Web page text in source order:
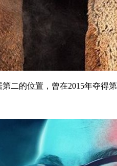
的位置，曾在2015年夺得第